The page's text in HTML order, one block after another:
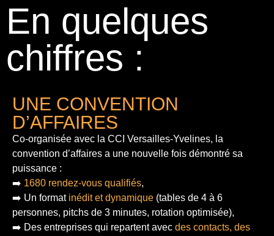
En quelques
chiffres :
UNE CONVENTION
D’AFFAIRES
Co-organisée avec la CCI Versailles-Yvelines, la
convention d’affaires a une nouvelle fois démontré sa
puissance :
➡️ 1680 rendez-vous qualifiés,
➡️ Un format inédit et dynamique (tables de 4 à 6
personnes, pitchs de 3 minutes, rotation optimisée),
➡️ Des entreprises qui repartent avec des contacts, des